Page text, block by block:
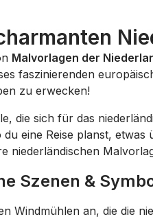
Malvorlagen der
faszinierenden
zu erwecken!
die sich für das
eine Reise planst,
niederländischen
Szenen &
Windmühlen an, die die